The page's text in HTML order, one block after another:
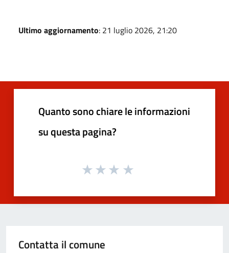
Ultimo aggiornamento: 21 luglio 2026, 21:20
Quanto sono chiare le informazioni
su questa pagina?
Contatta il comune